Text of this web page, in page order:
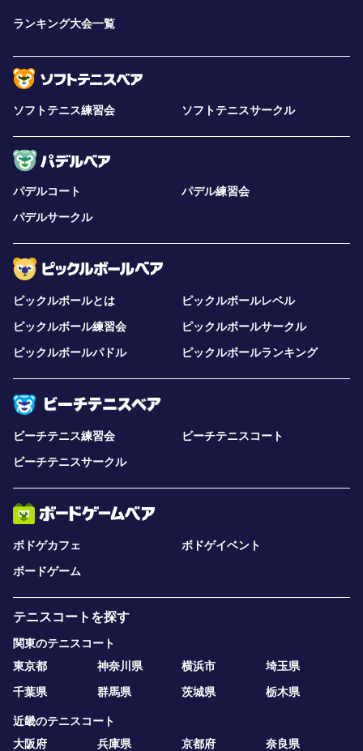
ランキング大会一覧
ソフトテニス練習会 ソフトテニスサークル
パデルコート
パデル練習会
パデルサークル
ピックルボールとは
ピックルボールレベル
ピックルボール練習会
ピックルボールサークル
ピックルボールパドル
ピックルボールランキング
ビーチテニス練習会
ビーチテニスコート
ビーチテニスサークル
ボドゲカフェ
ボドゲイベント
ボードゲーム
テニスコートを探す
関東のテニスコート
東京都
神奈川県 横浜市
埼玉県
千葉県
群馬県 茨城県 栃木県
近畿のテニスコート
大阪府
兵庫県 京都府
奈良県